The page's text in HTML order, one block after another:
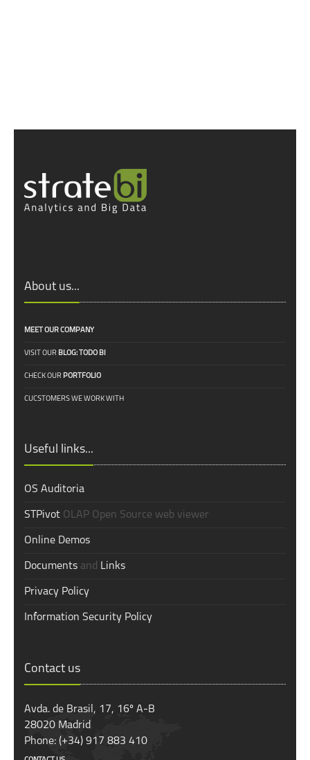
About us...
MEET OUR COMPANY
VISIT OUR BLOG: TODO BI
CHECK OUR PORTFOLIO
CUCSTOMERS WE WORK WITH
Useful links...
OS Auditoria
STPivot OLAP Open Source web viewer
Online Demos
Documents and Links
Privacy Policy
Information Security Policy
Contact us
Avda. de Brasil, 17, 16º A-B
28020 Madrid
Phone: (+34) 917 883 410